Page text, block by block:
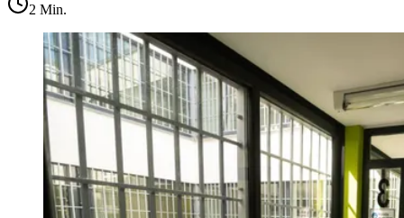
2 Min.